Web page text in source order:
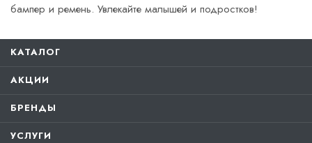
бампер и ремень. Увлекайте малышей и подростков!
КАТАЛОГ
АКЦИИ
БРЕНДЫ
УСЛУГИ